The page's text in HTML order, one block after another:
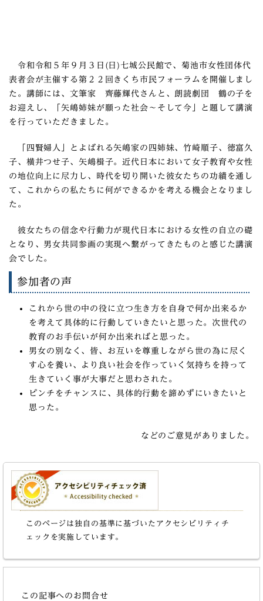
令和令和５年９月３日(日)七城公民館で、菊池市女性団体代
表者会が主催する第２２回きくち市民フォーラムを開催しまし
た。講師には、文筆家 齊藤輝代さんと、朗読劇団 鶴の子を
お迎えし、「矢嶋姉妹が願った社会～そして今」と題して講演
を行っていただきました。
「四賢婦人」とよばれる矢嶋家の四姉妹、竹崎順子、徳富久
子、横井つせ子、矢嶋楫子。近代日本において女子教育や女性
の地位向上に尽力し、時代を切り開いた彼女たちの功績を通し
て、これからの私たちに何ができるかを考える機会となりまし
た。
彼女たちの信念や行動力が現代日本における女性の自立の礎
となり、男女共同参画の実現へ繋がってきたものと感じた講演
会でした。
参加者の声
これから世の中の役に立つ生き方を自身で何か出来るか
を考えて具体的に行動していきたいと思った。次世代の
教育のお手伝いが何か出来ればと思った。
男女の別なく、皆、お互いを尊重しながら世の為に尽く
す心を養い、より良い社会を作っていく気持ちを持って
生きていく事が大事だと思わされた。
ピンチをチャンスに、具体的行動を諦めずにいきたいと
思った。
などのご意見がありました。
このページは独自の基準に基づいたアクセシビリティチ
ェックを実施しています。
この記事へのお問合せ